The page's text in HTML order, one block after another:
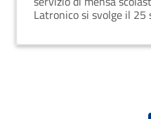
Latronico si svolge il
rileva che la